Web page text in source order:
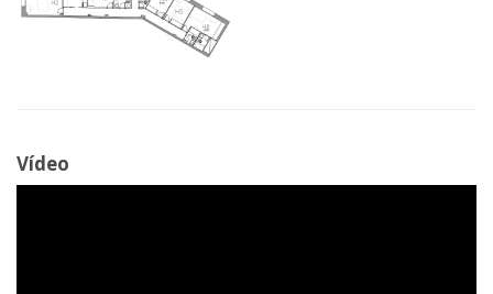
Vídeo